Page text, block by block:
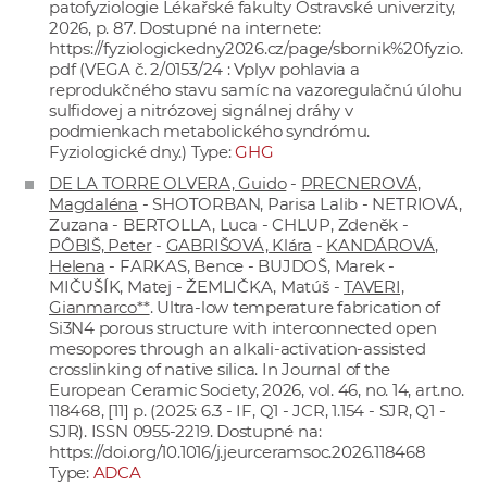
patofyziologie Lékařské fakulty Ostravské univerzity,
2026, p. 87. Dostupné na internete:
https://fyziologickedny2026.cz/page/sbornik%20fyzio.
pdf(VEGA č. 2/0153/24 : Vplyv pohlavia a
reprodukčného stavu samíc na vazoregulačnú úlohu
sulfidovej a nitrózovej signálnej dráhy v
podmienkach metabolického syndrómu.
Fyziologické dny.) Type:GHG
DE LA TORRE OLVERA, Guido- PRECNEROVÁ,
Magdaléna - SHOTORBAN, Parisa Lalib - NETRIOVÁ,
Zuzana - BERTOLLA, Luca - CHLUP, Zdeněk -
PÔBIŠ, Peter- GABRIŠOVÁ, Klára - KANDÁROVÁ,
Helena - FARKAS, Bence - BUJDOŠ, Marek -
MIČUŠÍK, Matej - ŽEMLIČKA, Matúš -TAVERI,
Gianmarco**. Ultra-low temperature fabrication of
Si3N4 porous structure with interconnected open
mesopores through an alkali-activation-assisted
crosslinking of native silica. In Journal of the
European Ceramic Society, 2026, vol. 46, no. 14, art.no.
118468, [11] p. (2025: 6.3 - IF, Q1 - JCR, 1.154 - SJR, Q1 -
SJR). ISSN 0955-2219. Dostupné na:
https://doi.org/10.1016/j.jeurceramsoc.2026.118468
Type: ADCA